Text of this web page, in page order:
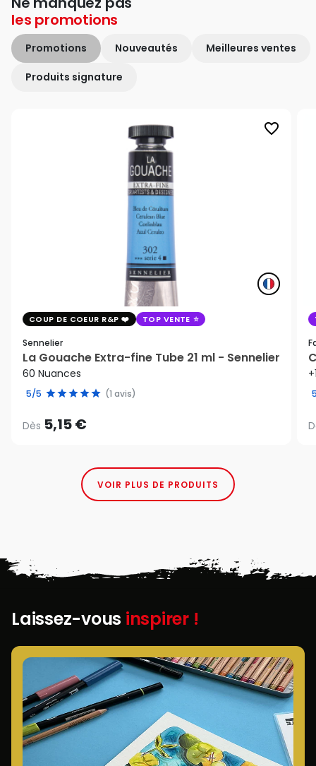
les promotions
Promotions Nouveautés Meilleures ventes
Produits signature
favorite_border
COUP DE COEUR R&P TOP VENTE
Sennelier
La Gouache Extra-fine Tube 21 ml - Sennelier
60 Nuances
5/5 (1 avis)
Dès 5,15 €
VOIR PLUS DE PRODUITS
Laissez-vous inspirer !